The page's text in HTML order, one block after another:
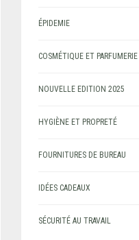
ÉPIDEMIE
COSMÉTIQUE ET PARFUMERIE
NOUVELLE EDITION 2025
HYGIÈNE ET PROPRETÉ
FOURNITURES DE BUREAU
IDÉES CADEAUX
SÉCURITÉ AU TRAVAIL